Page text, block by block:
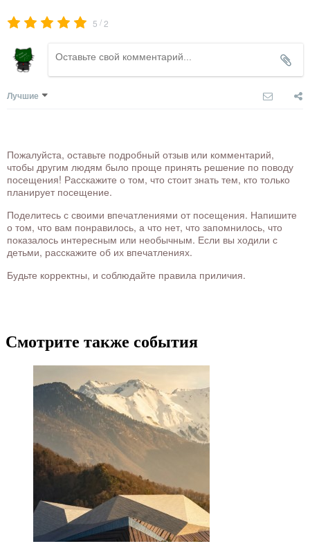
5 /2
Лучшие
Пожалуйста, оставьте подробный отзыв или комментарий,
чтобы другим людям было проще принять решение по поводу
посещения! Расскажите о том, что стоит знать тем, кто только
планирует посещение.
Поделитесь с своими впечатлениями от посещения. Напишите
о том, что вам понравилось, а что нет, что запомнилось, что
показалось интересным или необычным. Если вы ходили с
детьми, расскажите об их впечатлениях.
Будьте корректны, и соблюдайте правила приличия.
Смотрите также события